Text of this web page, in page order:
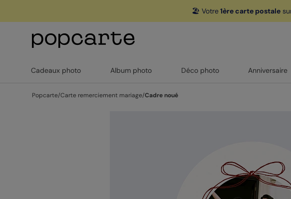
🏖️ Votre1ère carte postale
Cadeaux photo Album photo Déco photo Anniversaire
Popcarte/Carte remerciement mariage/Cadre noué